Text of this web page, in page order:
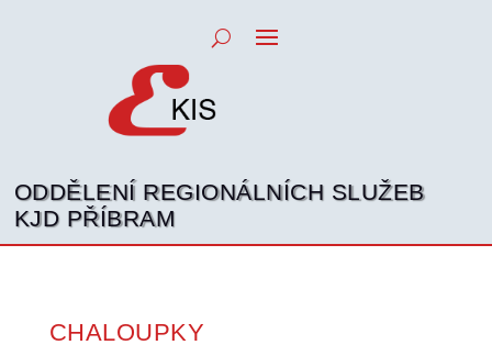
ODDĚLENÍ REGIONÁLNÍCH SLUŽEB
KJD PŘÍBRAM
CHALOUPKY